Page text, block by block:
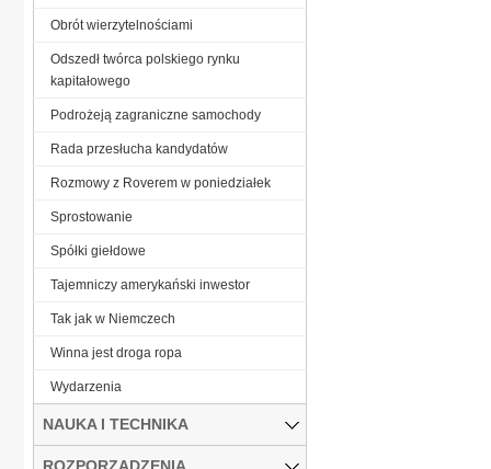
Obrót wierzytelnościami
Odszedł twórca polskiego rynku
kapitałowego
Podrożeją zagraniczne samochody
Rada przesłucha kandydatów
Rozmowy z Roverem w poniedziałek
Sprostowanie
Spółki giełdowe
Tajemniczy amerykański inwestor
Tak jak w Niemczech
Winna jest droga ropa
Wydarzenia
NAUKA I TECHNIKA
ROZPORZĄDZENIA